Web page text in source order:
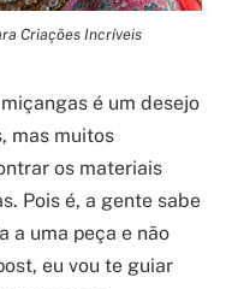
Criações Incríveis
é um desejo
mas muitos
os materiais
Pois é, a gente sabe
a uma peça e não
eu vou te guiar